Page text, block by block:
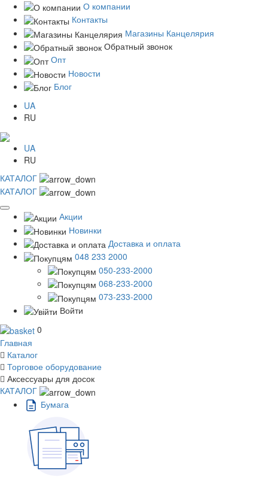
О компании
Контакты
Магазины Канцелярия
Обратный звонок
Опт
Новости
Блог
UA
RU
UA
RU
КАТАЛОГ
КАТАЛОГ
Акции
Новинки
Доставка и оплата
048 233 2000
050-233-2000
068-233-2000
073-233-2000
Войти
0
Главная
Каталог
Торговое оборудование
Аксессуары для досок
КАТАЛОГ
Бумага